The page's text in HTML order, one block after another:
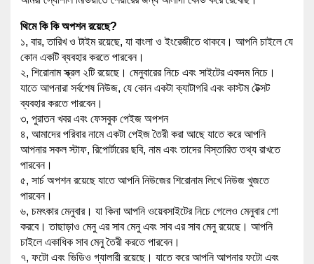
থিমে কি কি অপশন রয়েছে?
১, বার, তারিখ ও টাইম রয়েছে, যা বাংলা ও ইংরেজীতে থাকবে। আপনি চাইলে যে
কোন একটি ব্যবহার করতে পারবেন।
২, শিরোনাম স্ক্রল ২টি রয়েছে। মেনুবারের নিচে এবং সাইটের একদম নিচে।
যাতে আপনারা সর্বশেষ নিউজ, যে কোন একটা ক্যাটাগরি এবং কাস্টম টেক্সট
ব্যবহার করতে পারবেন।
৩, পুরাতন খবর এবং ফেসবুক পেইজ অপশন
৪, আমাদের পরিবার নামে একটা পেইজ তৈরী করা আছে যাতে করে আপনি
আপনার সকল স্টাফ, রিপোর্টারের ছবি, নাম এবং তাদের বিস্তারিত তথ্য রাখতে
পারবেন।
৫, সার্চ অপশন রয়েছে যাতে আপনি নিউজের শিরোনাম লিখে নিউজ খুজতে
পারবেন।
৬, চমৎকার মেনুবার। যা কিনা আপনি ওয়েবসাইটের নিচে গেলেও মেনুবার শো
করবে। তাছাড়াও মেনু এর সাব মেনু এবং সাব এর সাব মেনু রয়েছে। আপনি
চাইলে একাধিক সাব মেনু তৈরী করতে পারবেন।
৭, ফটো এবং ভিডিও গ্যালারী রয়েছে। যাতে করে আপনি আপনার ফটো এবং